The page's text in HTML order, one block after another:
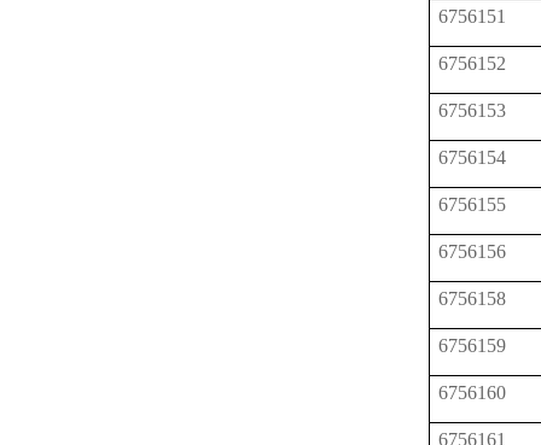
6756151
6756152
6756153
6756154
6756155
6756156
6756158
6756159
6756160
6756161